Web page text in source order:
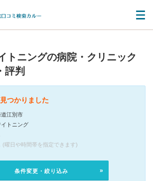
トニングの病院・クリニック
評判
つかりました
道江別市
イトニング
(曜日や時間帯を指定できます)
条件変更・絞り込み